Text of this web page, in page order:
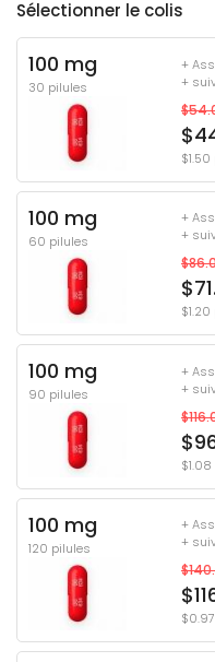
Sélectionner le colis
100 mg
30 pilules
+
+
100 mg
60 pilules
+
+
100 mg
90 pilules
+
+
100 mg
120 pilules
+
+